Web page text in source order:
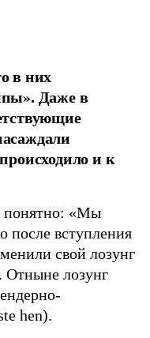
в них
Даже в
и к
понятно: «Мы
после вступления
свой лозунг
Отныне лозунг
hen).